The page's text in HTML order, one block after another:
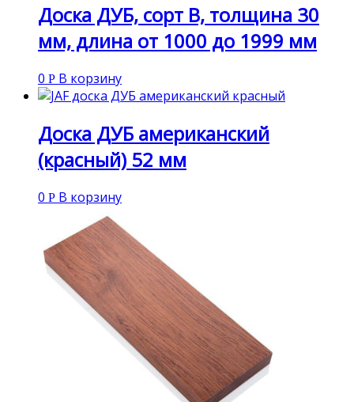
Доска ДУБ, сорт В, толщина 30
мм, длина от 1000 до 1999 мм
0 Р В корзину
Доска ДУБ американский
(красный) 52 мм
0 Р В корзину